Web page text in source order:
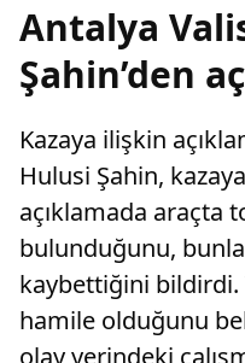
Antalya
Şahin’den
Kazaya ilişkin
Hulusi Şahin,
açıklamada araçta
bulunduğunu,
kaybettiğini bildirdi.
hamile olduğunu
olay yerindeki